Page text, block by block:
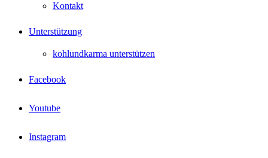
Kontakt
Unterstützung
kohlundkarma unterstützen
Facebook
Youtube
Instagram